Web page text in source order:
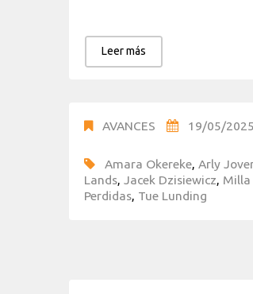
Leer más
AVANCES 19/05/2025
Amara Okereke, Arly Jover
Lands, Jacek Dzisiewicz, Milla
Perdidas, Tue Lunding